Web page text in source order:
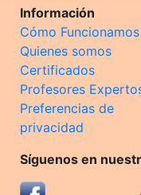
Información
Cómo Funcionamos
Quienes somos
Certificados
Profesores
Preferencias de
privacidad
Síguenos en